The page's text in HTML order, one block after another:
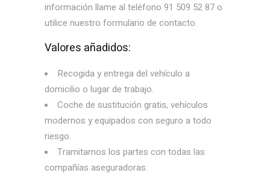
información llame al teléfono 91 509 52 87 o
utilice nuestro formulario de contacto.
Valores añadidos:
Recogida y entrega del vehículo a
domicilio o lugar de trabajo.
Coche de sustitución gratis, vehículos
modernos y equipados con seguro a todo
riesgo.
Tramitamos los partes con todas las
compañías aseguradoras.